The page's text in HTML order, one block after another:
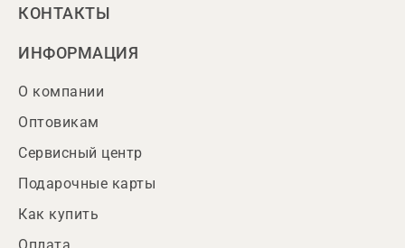
КОНТАКТЫ
ИНФОРМАЦИЯ
О компании
Оптовикам
Сервисный центр
Подарочные карты
Как купить
Оплата